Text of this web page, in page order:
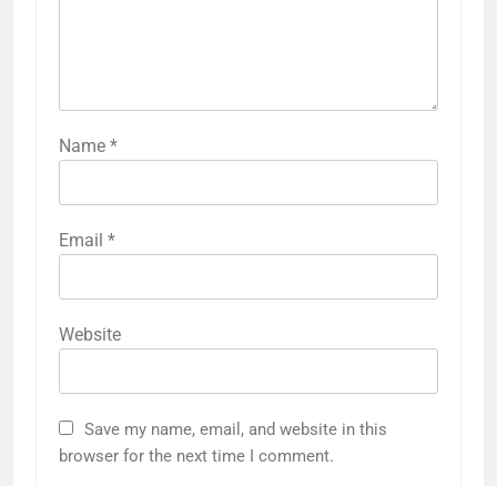
Name *
Email *
Website
Save my name, email, and website in this
browser for the next time I comment.